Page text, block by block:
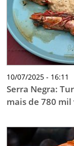
10/07/2025 - 16:11
Serra Negra:
mais de 780